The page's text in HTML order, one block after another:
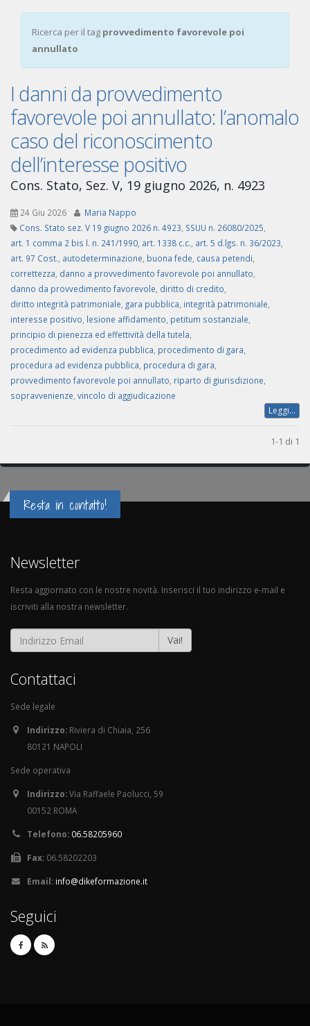
Ricerca per il tag provvedimento favorevole poi
annullato
I danni da provvedimento
favorevole poi annullato: l’anomalo
caso del riconoscimento
dell’interesse positivo
Cons. Stato, Sez. V, 19 giugno 2026, n. 4923
24 Giu 2026
Maria Nappo
Cons. Stato sez. V 19 giugno 2026 n. 4923 SSUU n. 26080/2025
art. 1 comma 2 bis l. n. 241/1990 art. 1338 c.c. art. 5 d.lgs. n. 36/2023
art. 97 Cost. autodeterminazione buona fede causa petendi
correttezza danno a provvedimento favorevole poi annullato
danno da provvedimento favorevole diritto di credito
diritto integrità patrimoniale gara pubblica integrità patrimoniale
interesse positivo lesione affidamento petitum sostanziale
principio di pienezza ed effettività della tutela
procedimento ad evidenza pubblica procedimento di gara
procedura ad evidenza pubblica procedura di gara
provvedimento favorevole poi annullato riparto di giurisdizione
sopravvenienze vincolo di aggiudicazione
Leggi...
1-1 di 1
Resta in contatto!
Newsletter
Resta aggiornato con le nostre novità. Inserisci il tuo indirizzo e-mail e
iscriviti alla nostra newsletter.
Vai!
Contattaci
Sede legale
Indirizzo: Riviera di Chiaia, 256
80121 NAPOLI
Sede operativa
Indirizzo:Via Raffaele Paolucci, 59
00152 ROMA
Telefono: 06.58205960
Fax: 06.58202203
Email: info@dikeformazione.it
Seguici